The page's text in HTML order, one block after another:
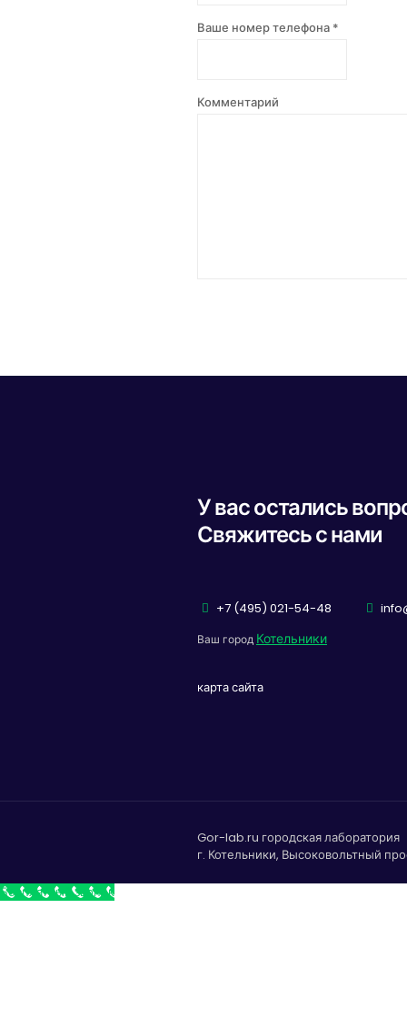
Комментарий
Ваше номер телефона *
У вас остались
Свяжитесь с нами
+7 (495) 021-54-48
Ваш город Котельники
карта сайта
Gor-lab.ru городская лаборатория
г. Котельники, Высоковольтный
Бесплатный звонок